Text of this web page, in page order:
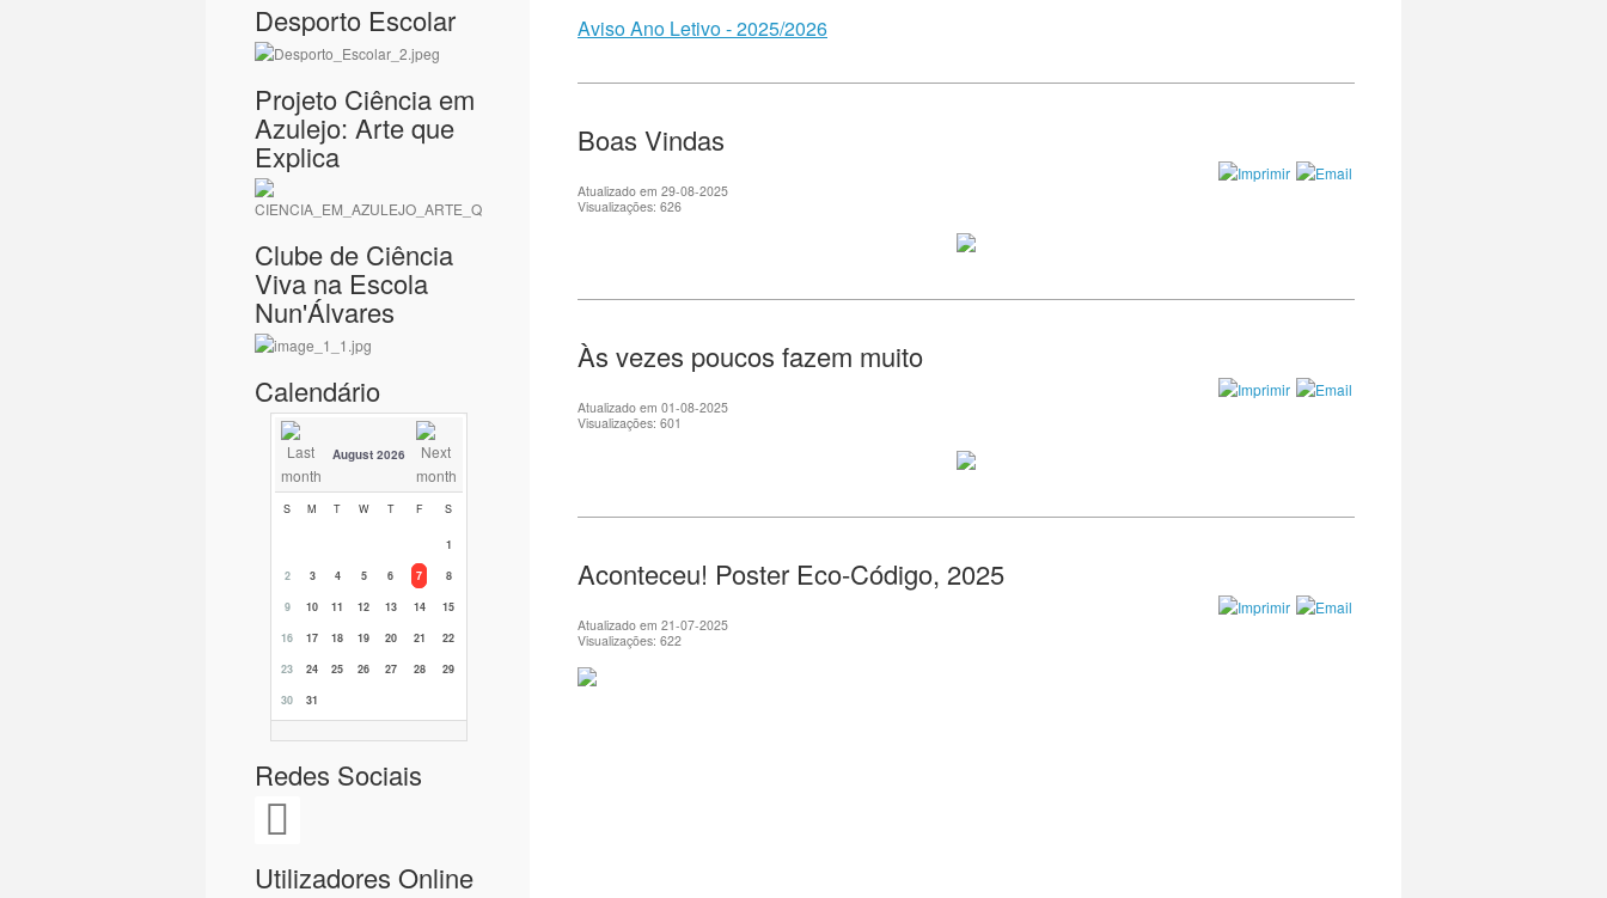
Desporto Escolar
Projeto Ciência em
Azulejo: Arte que
Explica
Clube de Ciência
Viva na Escola
Nun'Álvares
Calendário
August 2026
S M T W T F S
1
2
3 4 5 6 7
8
9
10 11 12 13 14
15
16
17 18 19 20 21
22
23
24 25 26 27 28
29
30
31
Redes Sociais
Utilizadores Online
Aviso Ano Letivo - 2025/2026
Boas Vindas
Atualizado em 29-08-2025
Visualizações: 626
Às vezes poucos fazem muito
Atualizado em 01-08-2025
Visualizações: 601
Aconteceu! Poster Eco-Código, 2025
Atualizado em 21-07-2025
Visualizações: 622